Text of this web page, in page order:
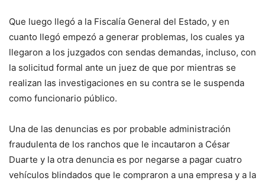
Que luego llegó a la Fiscalía General del Estado, y en
cuanto llegó empezó a generar problemas, los cuales ya
llegaron a los juzgados con sendas demandas, incluso, con
la solicitud formal ante un juez de que por mientras se
realizan las investigaciones en su contra se le suspenda
como funcionario público.
Una de las denuncias es por probable administración
fraudulenta de los ranchos que le incautaron a César
Duarte y la otra denuncia es por negarse a pagar cuatro
vehículos blindados que le compraron a una empresa y a la